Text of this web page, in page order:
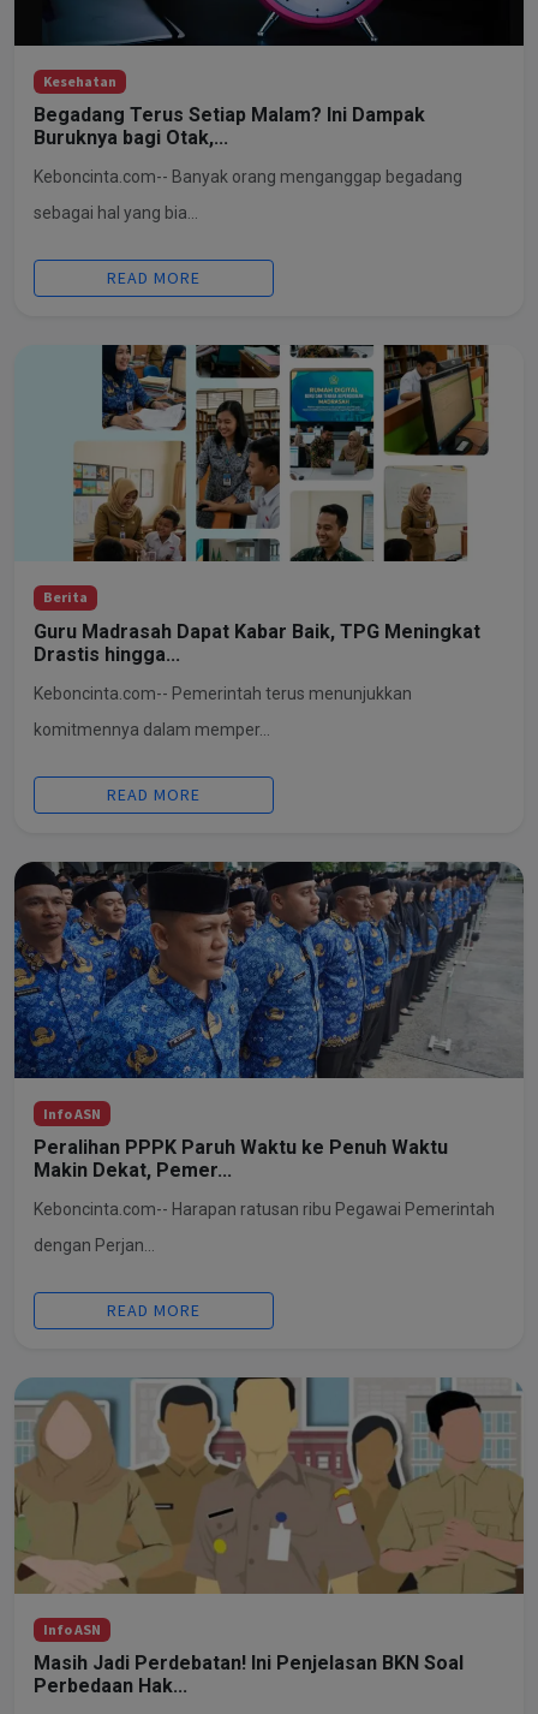
Kesehatan
Begadang Terus Setiap Malam? Ini Dampak
Buruknya bagi Otak,...
Keboncinta.com-- Banyak orang menganggap begadang
sebagai hal yang bia...
READ MORE
Berita
Guru Madrasah Dapat Kabar Baik, TPG Meningkat
Drastis hingga...
Keboncinta.com-- Pemerintah terus menunjukkan
komitmennya dalam memper...
READ MORE
Info ASN
Peralihan PPPK Paruh Waktu ke Penuh Waktu
Makin Dekat, Pemer...
Keboncinta.com-- Harapan ratusan ribu Pegawai Pemerintah
dengan Perjan...
READ MORE
Info ASN
Masih Jadi Perdebatan! Ini Penjelasan BKN Soal
Perbedaan Hak...